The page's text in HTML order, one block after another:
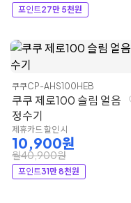
포인트27만 5천원
쿠쿠CP-AHS100HEB
쿠쿠 제로100 슬림 얼음
정수기
제휴카드 할인 시
10,900원
월40,900원
포인트31만 8천원